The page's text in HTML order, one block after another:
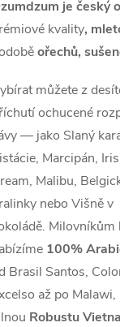
je český
kvality,
ořechů,
můžete z
ochucené
— jako Slaný
Marcipán,
Malibu,
nebo Višně v
Milovníkům
100%
Brasil Santos,
až po Malawi,
Robustu